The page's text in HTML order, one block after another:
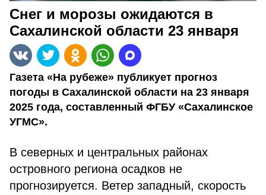
Снег и морозы ожидаются в
Сахалинской области 23 января
Газета «На рубеже» публикует прогноз
погоды в Сахалинской области на 23 января
2025 года, составленный ФГБУ «Сахалинское
УГМС».
В северных и центральных районах
островного региона осадков не
прогнозируется. Ветер западный, скорость